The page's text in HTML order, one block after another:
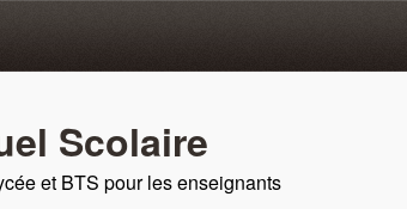
Scolaire
et BTS pour les enseignants